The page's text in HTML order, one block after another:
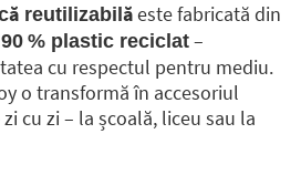
reutilizabilă este fabricată din
90 % plastic reciclat –
cu respectul pentru mediu.
o transformă în accesoriul
cu zi – la școală, liceu sau la